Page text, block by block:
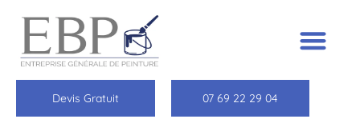
Devis Gratuit 07 69 22 29 04